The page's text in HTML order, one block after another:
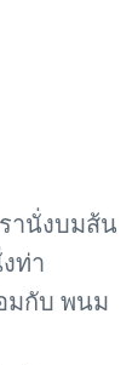
านั่งบมส้น
ท่า
มกับ พนม